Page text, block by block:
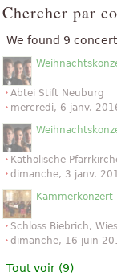
Chercher par
We found 9
Abtei Stift Neuburg
mercredi, 6 janv.
Katholische
dimanche, 3 janv.
Kammerkonzert
Schloss Biebrich,
dimanche, 16 juin
Tout voir (9)